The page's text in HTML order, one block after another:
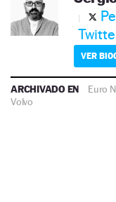
VER
ARCHIVADO EN Euro
Volvo